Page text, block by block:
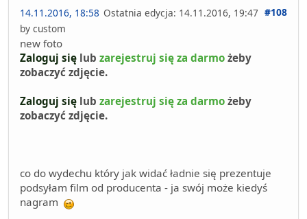
14.11.2016, 18:58
#108
Ostatnia edycja: 14.11.2016, 19:47
by custom
new foto
Zaloguj się lub zarejestruj się za darmo żeby
zobaczyć zdjęcie.
Zaloguj się lub zarejestruj się za darmo żeby
zobaczyć zdjęcie.
co do wydechu który jak widać ładnie się prezentuje
podsyłam film od producenta - ja swój może kiedyś
nagram